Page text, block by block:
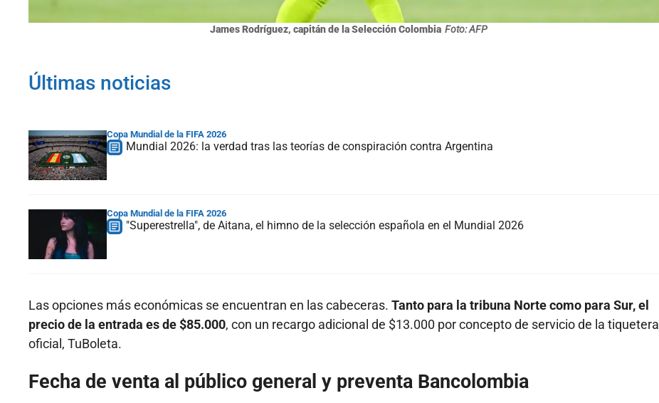
James Rodríguez, capitán de la Selección Colombia Foto: AFP
Últimas noticias
Copa Mundial de la FIFA 2026
Mundial 2026: la verdad tras las teorías de conspiración contra Argentina
Copa Mundial de la FIFA 2026
"Superestrella", de Aitana, el himno de la selección española en el Mundial 2026
Las opciones más económicas se encuentran en las cabeceras. Tanto para la tribuna Norte como para Sur, el
precio de la entrada es de $85.000, con un recargo adicional de $13.000 por concepto de servicio de la tiquetera
oficial, TuBoleta.
Fecha de venta al público general y preventa Bancolombia